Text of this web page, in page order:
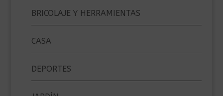
BRICOLAJE Y HERRAMIENTAS
CASA
DEPORTES